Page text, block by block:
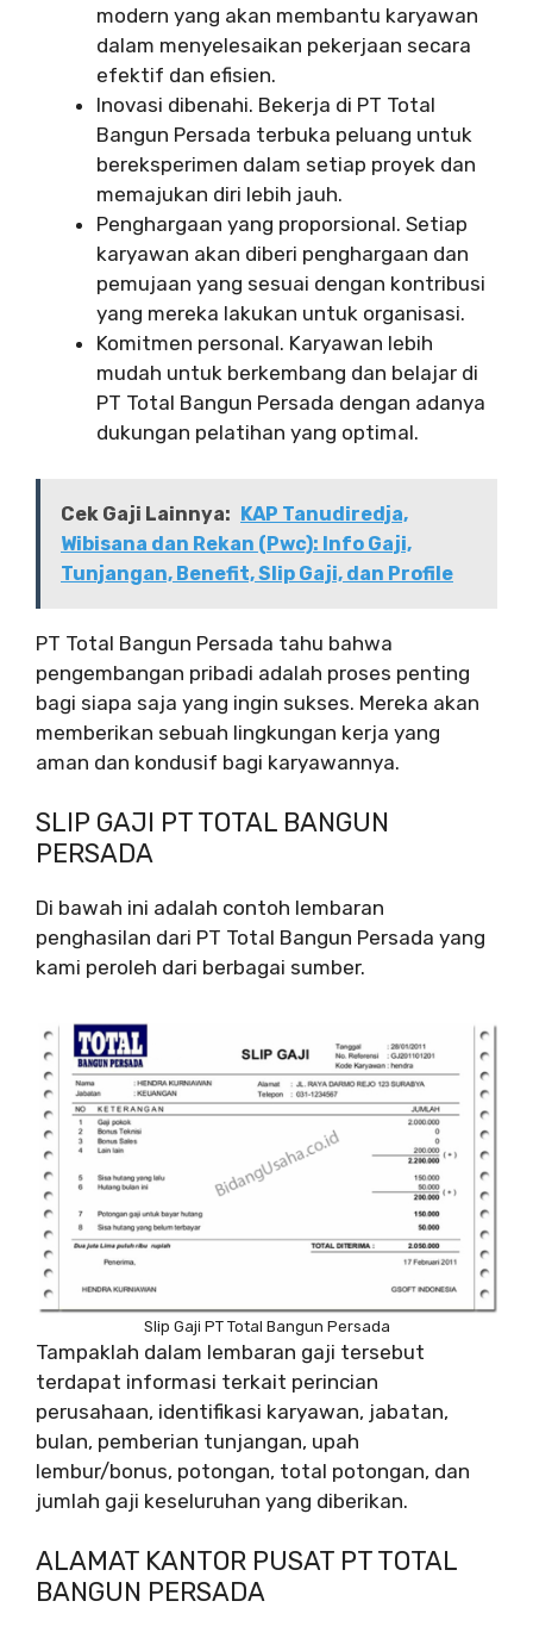
modern yang akan membantu karyawan
dalam menyelesaikan pekerjaan secara
efektif dan efisien.
Inovasi dibenahi. Bekerja di PT Total
Bangun Persada terbuka peluang untuk
bereksperimen dalam setiap proyek dan
memajukan diri lebih jauh.
Penghargaan yang proporsional. Setiap
karyawan akan diberi penghargaan dan
pemujaan yang sesuai dengan kontribusi
yang mereka lakukan untuk organisasi.
Komitmen personal. Karyawan lebih
mudah untuk berkembang dan belajar di
PT Total Bangun Persada dengan adanya
dukungan pelatihan yang optimal.
Cek Gaji Lainnya: KAP Tanudiredja,
Wibisana dan Rekan (Pwc): Info Gaji,
Tunjangan, Benefit, Slip Gaji, dan Profile
PT Total Bangun Persada tahu bahwa
pengembangan pribadi adalah proses penting
bagi siapa saja yang ingin sukses. Mereka akan
memberikan sebuah lingkungan kerja yang
aman dan kondusif bagi karyawannya.
SLIP GAJI PT TOTAL BANGUN
PERSADA
Di bawah ini adalah contoh lembaran
penghasilan dari PT Total Bangun Persada yang
kami peroleh dari berbagai sumber.
Slip Gaji PT Total Bangun Persada
Tampaklah dalam lembaran gaji tersebut
terdapat informasi terkait perincian
perusahaan, identifikasi karyawan, jabatan,
bulan, pemberian tunjangan, upah
lembur/bonus, potongan, total potongan, dan
jumlah gaji keseluruhan yang diberikan.
ALAMAT KANTOR PUSAT PT TOTAL
BANGUN PERSADA